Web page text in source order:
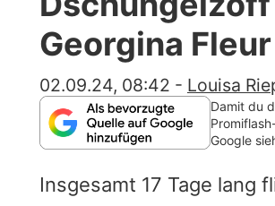
Georgina
02.09.24, 08:42 - Louisa
Damit du
Google
Insgesamt 17 Tage lang